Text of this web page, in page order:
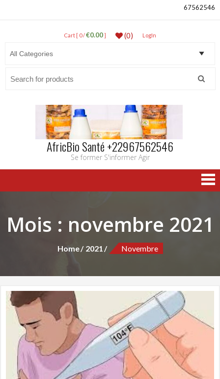
67562546
Cart [ 0 /€0.00] (0) LogIn
AfricBio Santé +22967562546
Se former S'informer Agir
Mois : novembre 2021
Home 2021 Novembre